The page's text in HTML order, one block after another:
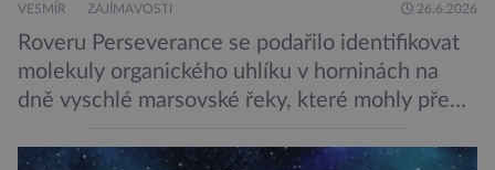
VESMÍR ZAJÍMAVOSTI 26.6.2026
Roveru Perseverance se podařilo identifikovat
molekuly organického uhlíku v horninách na
dně vyschlé marsovské řeky, které mohly před
Svědčí snad o dávném životě na planetě?